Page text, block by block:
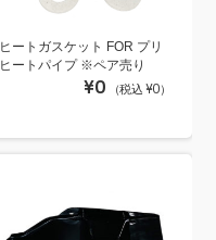
ヒートガスケット FOR プリ
ヒートパイプ ※ペア売り
¥0 （税込 ¥0）